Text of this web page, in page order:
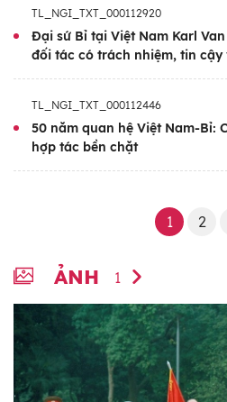
TL_NGI_TXT_000112920
Đại sứ Bỉ tại Việt Nam Karl
đối tác có trách nhiệm, tin cậy
TL_NGI_TXT_000112446
50 năm quan hệ Việt Nam-Bỉ:
hợp tác bền chặt
1 2
ẢNH 1